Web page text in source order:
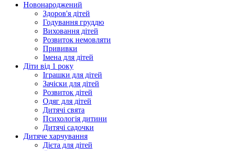
Новонароджений
Здоров'я дітей
Годування груддю
Виховання дітей
Розвиток немовляти
Прививки
Імена для дітей
Діти від 1 року
Іграшки для дітей
Зачіски для дітей
Розвиток дітей
Одяг для дітей
Дитячі свята
Психологія дитини
Дитячі садочки
Дитяче харчування
Дієта для дітей